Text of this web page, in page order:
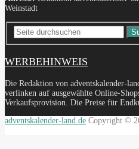
Weinstadt
WERBEHINWEIS
Die Redaktion von adventskalender-
verlinken auf ausgewählte Online-
Verkaufsprovision. Die Preise für
adventskalender-land.de Copyright ©